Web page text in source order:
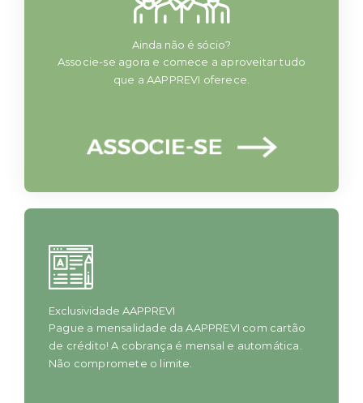
Ainda não é sócio?
Associe-se agora e comece a aproveitar tudo
que a AAPPREVI oferece.
Exclusividade AAPPREVI
Pague a mensalidade da AAPPREVI com cartão
de crédito! A cobrança é mensal e automática.
Não compromete o limite.